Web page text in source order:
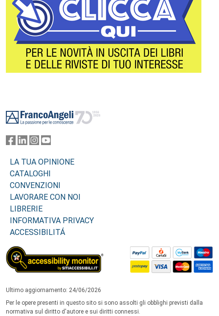
LA TUA OPINIONE
CATALOGHI
CONVENZIONI
LAVORARE CON NOI
LIBRERIE
INFORMATIVA PRIVACY
ACCESSIBILITÁ
Ultimo aggiornamento: 24/06/2026
Per le opere presenti in questo sito si sono assolti gli obblighi previsti dalla
normativa sul diritto d'autore e sui diritti connessi.